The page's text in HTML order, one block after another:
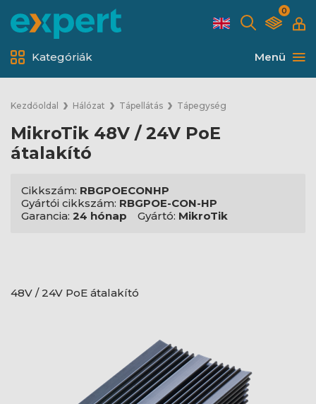
0
Menü
Kategóriák
Kezdőoldal Hálózat Tápellátás Tápegység
MikroTik 48V / 24V PoE
átalakító
Cikkszám: RBGPOECONHP
Gyártói cikkszám: RBGPOE-CON-HP
Garancia: 24 hónap Gyártó: MikroTik
48V / 24V PoE átalakító